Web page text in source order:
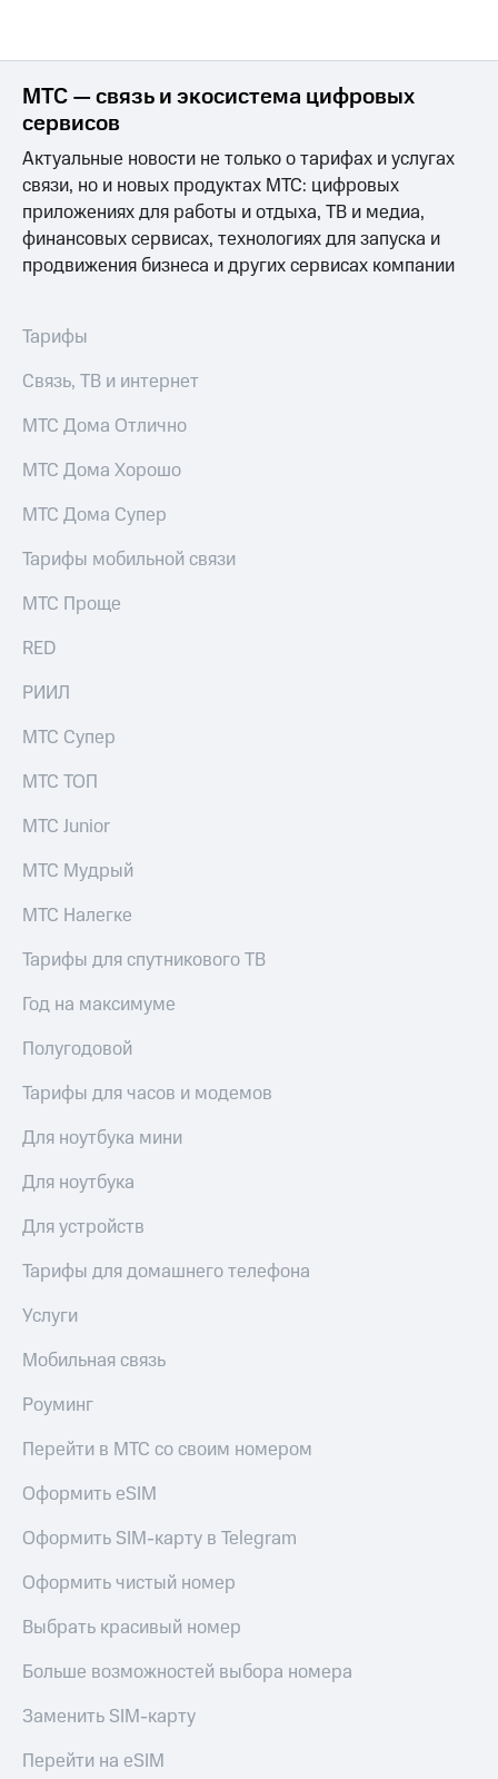
МТС — связь и экосистема цифровых
сервисов
Актуальные новости не только о тарифах и услугах
связи, но и новых продуктах МТС: цифровых
приложениях для работы и отдыха, ТВ и медиа,
финансовых сервисах, технологиях для запуска и
продвижения бизнеса и других сервисах компании
Тарифы
Связь, ТВ и интернет
МТС Дома Отлично
МТС Дома Хорошо
МТС Дома Супер
Тарифы мобильной связи
МТС Проще
RED
РИИЛ
МТС Супер
МТС ТОП
МТС Junior
МТС Мудрый
МТС Налегке
Тарифы для спутникового ТВ
Год на максимуме
Полугодовой
Тарифы для часов и модемов
Для ноутбука мини
Для ноутбука
Для устройств
Тарифы для домашнего телефона
Услуги
Мобильная связь
Роуминг
Перейти в МТС со своим номером
Оформить eSIM
Оформить SIM-карту в Telegram
Оформить чистый номер
Выбрать красивый номер
Больше возможностей выбора номера
Заменить SIM-карту
Перейти на eSIM